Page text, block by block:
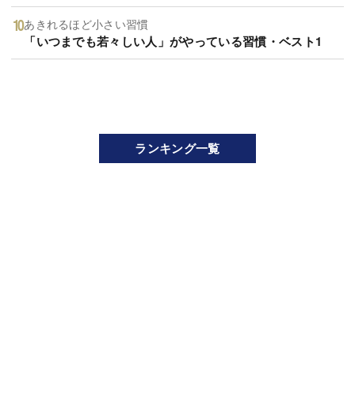
あきれるほど小さい習慣
「いつまでも若々しい人」がやっている習慣・ベスト1
ランキング一覧